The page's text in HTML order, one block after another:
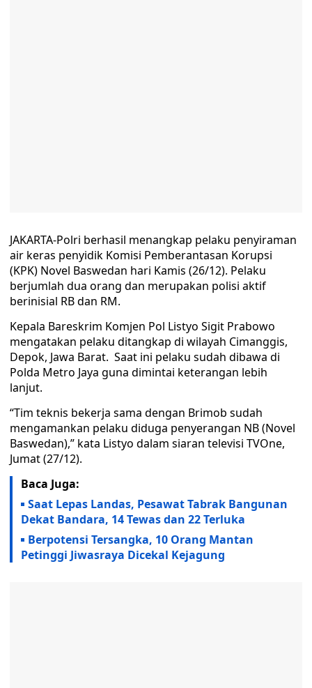
JAKARTA-Polri berhasil menangkap pelaku penyiraman
air keras penyidik Komisi Pemberantasan Korupsi
(KPK) Novel Baswedan hari Kamis (26/12). Pelaku
berjumlah dua orang dan merupakan polisi aktif
berinisial RB dan RM.
Kepala Bareskrim Komjen Pol Listyo Sigit Prabowo
mengatakan pelaku ditangkap di wilayah Cimanggis,
Depok, Jawa Barat. Saat ini pelaku sudah dibawa di
Polda Metro Jaya guna dimintai keterangan lebih
lanjut.
“Tim teknis bekerja sama dengan Brimob sudah
mengamankan pelaku diduga penyerangan NB (Novel
Baswedan),” kata Listyo dalam siaran televisi TVOne,
Jumat (27/12).
Baca Juga:
Saat Lepas Landas, Pesawat Tabrak Bangunan
Dekat Bandara, 14 Tewas dan 22 Terluka
Berpotensi Tersangka, 10 Orang Mantan
Petinggi Jiwasraya Dicekal Kejagung